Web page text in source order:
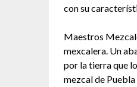
con su
Maestros
mexcalera. Un
por la tierra que
mezcal de